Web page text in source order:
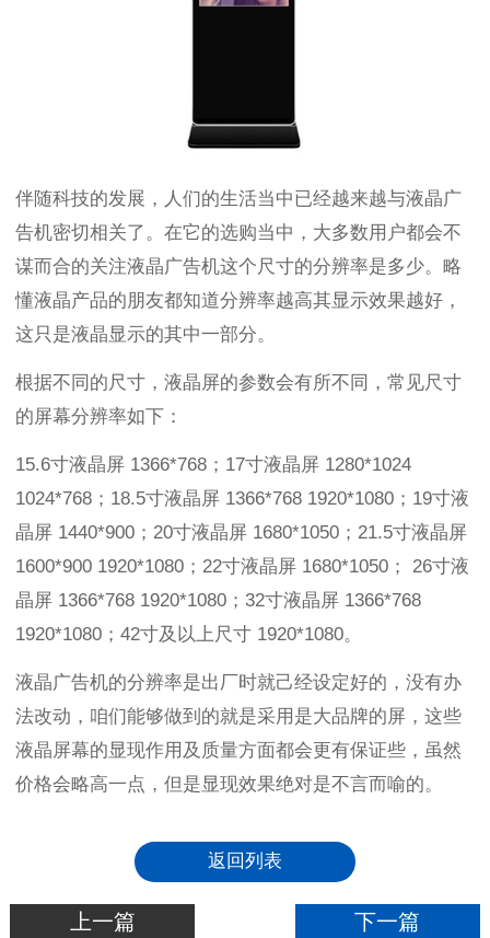
伴随科技的发展，人们的生活当中已经越来越与液晶广
告机密切相关了。在它的选购当中，大多数用户都会不
谋而合的关注液晶广告机这个尺寸的分辨率是多少。略
懂液晶产品的朋友都知道分辨率越高其显示效果越好，
这只是液晶显示的其中一部分。
根据不同的尺寸，液晶屏的参数会有所不同，常见尺寸
的屏幕分辨率如下：
15.6寸液晶屏 1366*768 ； 17寸液晶屏 1280*1024
1024*768 ； 18.5寸液晶屏 1366*768 1920*1080 ； 19寸液
晶屏 1440*900 ； 20寸液晶屏 1680*1050 ； 21.5寸液晶屏
1600*900 1920*1080 ； 22寸液晶屏 1680*1050 ； 26寸液
晶屏 1366*768 1920*1080 ； 32寸液晶屏 1366*768
1920*1080 ； 42寸及以上尺寸 1920*1080。
液晶广告机的分辨率是出厂时就己经设定好的，没有办
法改动，咱们能够做到的就是采用是大品牌的屏，这些
液晶屏幕的显现作用及质量方面都会更有保证些，虽然
价格会略高一点，但是显现效果绝对是不言而喻的。
返回列表
上一篇 下一篇